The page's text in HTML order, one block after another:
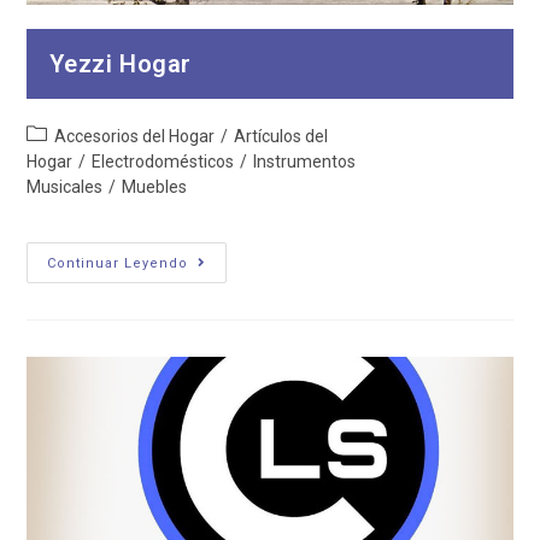
Yezzi Hogar
Categoría
de
la
Accesorios del Hogar / Artículos del
Hogar / Electrodomésticos / Instrumentos
Musicales / Muebles
Continuar Leyendo
Yezzi
Hogar